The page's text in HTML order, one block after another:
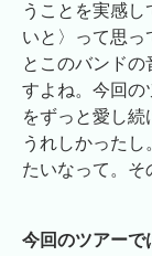
うことを実感
いと〉って思っ
とこのバンド
すよね。今回の
をずっと愛し続
うれしかったし
たいなって。そ
今回のツアーで